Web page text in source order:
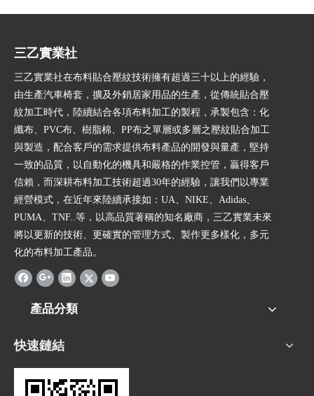
三乙實業社
三乙實業社在布料貼合壓紋技術擁有超過三十以上的經驗，
由生產汽車椅套，擴及外銷居家用品的生產，從傳統貼合壓
紋加工時代，陸續結合各項布料加工的製程，承製包含：化
纖布、PVC布、樹脂棉、PP布之單層或多層之壓紋貼合加工
與製造，配合客戶的需求提供布料產品的開發與量產，堅持
一致的品質，以自動化的機具和嚴格的作業控管，贏得客戶
信賴，而深耕布料加工技術超過30年的經驗，讓我們以專業
經營模式，在近年來陸續承接如：UA、NIKE、Adidas、
PUMA、TNF..等，以高品質著稱的知名廠商，三乙實業未來
將以更新的技術、更確實的管理方式、製作更多樣化，多元
化的布料加工產品。
產品分類
快速鏈結